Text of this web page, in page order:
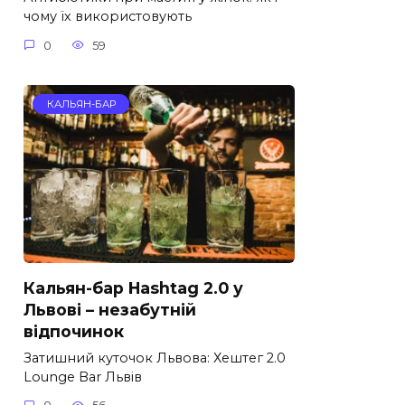
чому їх використовують
0 59
КАЛЬЯН-БАР
Кальян-бар Hashtag 2.0 у
Львові – незабутній
відпочинок
Затишний куточок Львова: Хештег 2.0
Lounge Bar Львів